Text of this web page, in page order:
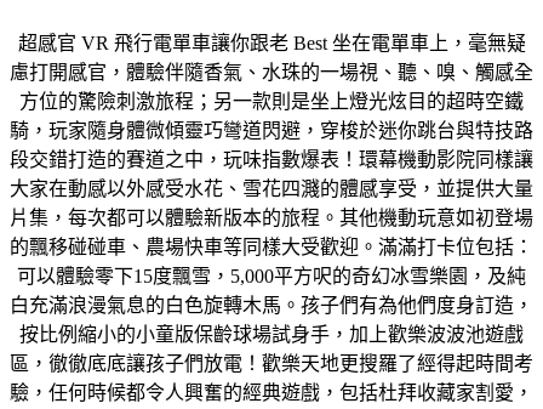
超感官 VR 飛行電單車讓你跟老 Best 坐在電單車上，毫無疑
慮打開感官，體驗伴隨香氣、水珠的一場視、聽、嗅、觸感全
方位的驚險刺激旅程；另一款則是坐上燈光炫目的超時空鐵
騎，玩家隨身體微傾靈巧彎道閃避，穿梭於迷你跳台與特技路
段交錯打造的賽道之中，玩味指數爆表！環幕機動影院同樣讓
大家在動感以外感受水花、雪花四濺的體感享受，並提供大量
片集，每次都可以體驗新版本的旅程。其他機動玩意如初登場
的飄移碰碰車、農場快車等同樣大受歡迎。滿滿打卡位包括：
可以體驗零下15度飄雪，5,000平方呎的奇幻冰雪樂園，及純
白充滿浪漫氣息的白色旋轉木馬。孩子們有為他們度身訂造，
按比例縮小的小童版保齡球場試身手，加上歡樂波波池遊戲
區，徹徹底底讓孩子們放電！歡樂天地更搜羅了經得起時間考
驗，任何時候都令人興奮的經典遊戲，包括杜拜收藏家割愛，